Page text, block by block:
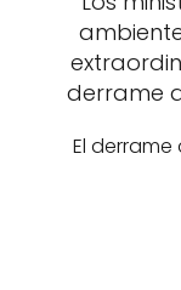
derrame
El